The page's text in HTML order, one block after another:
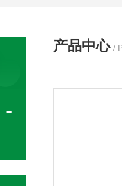
产品中心 /